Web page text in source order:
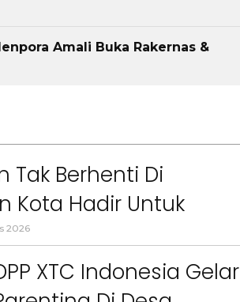
Amali Buka Rakernas &
Tak Berhenti Di
Kota Hadir Untuk
2026
XTC Indonesia Gelar